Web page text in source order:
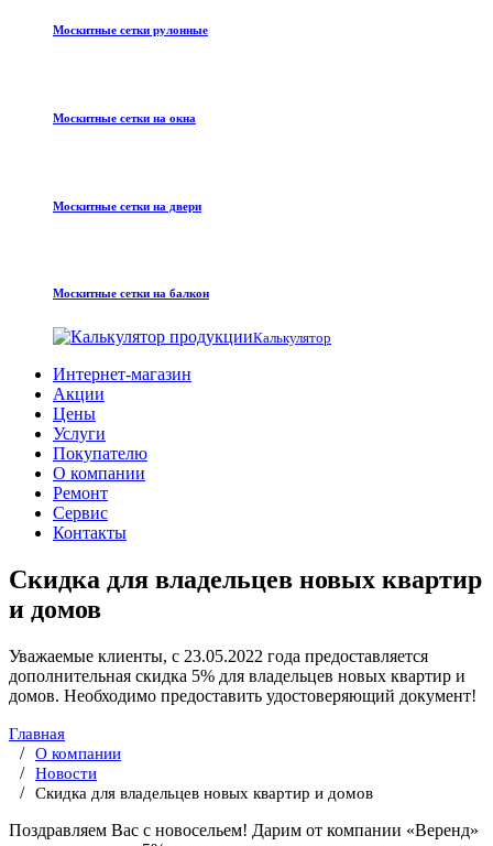
Москитные сетки рулонные
Москитные сетки на окна
Москитные сетки на двери
Москитные сетки на балкон
Калькулятор
Интернет-магазин
Акции
Цены
Услуги
Покупателю
О компании
Ремонт
Сервис
Контакты
Скидка для владельцев новых квартир
и домов
Уважаемые клиенты, с 23.05.2022 года предоставляется
дополнительная скидка 5% для владельцев новых квартир и
домов. Необходимо предоставить удостоверяющий документ!
Главная
О компании
Новости
Скидка для владельцев новых квартир и домов
Поздравляем Вас с новосельем! Дарим от компании «Веренд»